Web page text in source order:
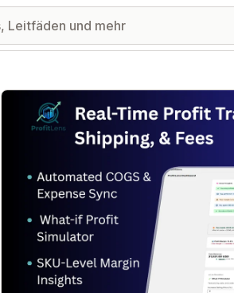
Vorgestellte Bildergalerie